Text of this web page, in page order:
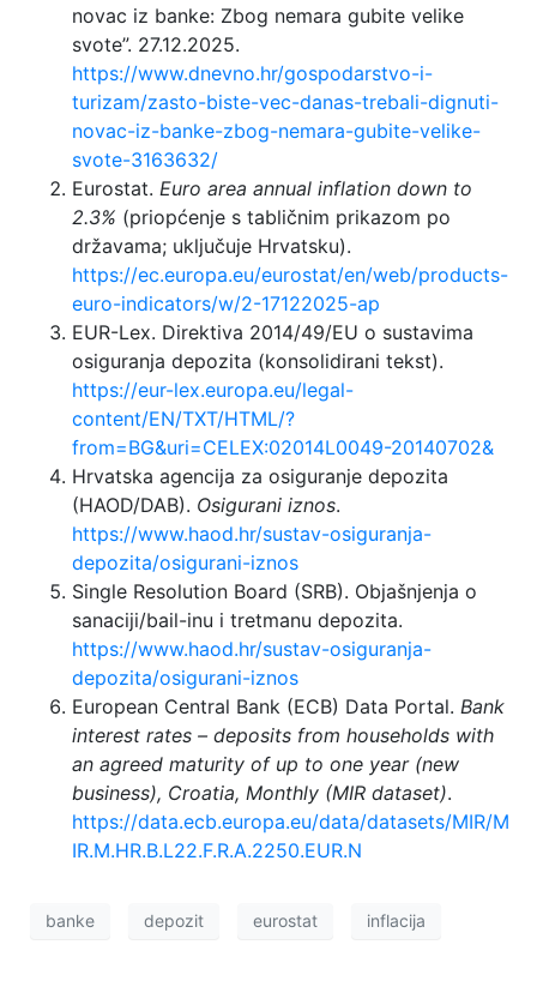
novac iz banke: Zbog nemara gubite velike
svote”. 27.12.2025.
https://www.dnevno.hr/gospodarstvo-i-
turizam/zasto-biste-vec-danas-trebali-dignuti-
novac-iz-banke-zbog-nemara-gubite-velike-
svote-3163632/
Eurostat. Euro area annual inflation down to
2.3% (priopćenje s tabličnim prikazom po
državama; uključuje Hrvatsku).
https://ec.europa.eu/eurostat/en/web/products-
euro-indicators/w/2-17122025-ap
EUR-Lex. Direktiva 2014/49/EU o sustavima
osiguranja depozita (konsolidirani tekst).
https://eur-lex.europa.eu/legal-
content/EN/TXT/HTML/?
from=BG&uri=CELEX:02014L0049-20140702&
Hrvatska agencija za osiguranje depozita
(HAOD/DAB). Osigurani iznos.
https://www.haod.hr/sustav-osiguranja-
depozita/osigurani-iznos
Single Resolution Board (SRB). Objašnjenja o
sanaciji/bail-inu i tretmanu depozita.
https://www.haod.hr/sustav-osiguranja-
depozita/osigurani-iznos
European Central Bank (ECB) Data Portal. Bank
interest rates – deposits from households with
an agreed maturity of up to one year (new
business), Croatia, Monthly (MIR dataset).
https://data.ecb.europa.eu/data/datasets/MIR/M
IR.M.HR.B.L22.F.R.A.2250.EUR.N
banke depozit eurostat inflacija